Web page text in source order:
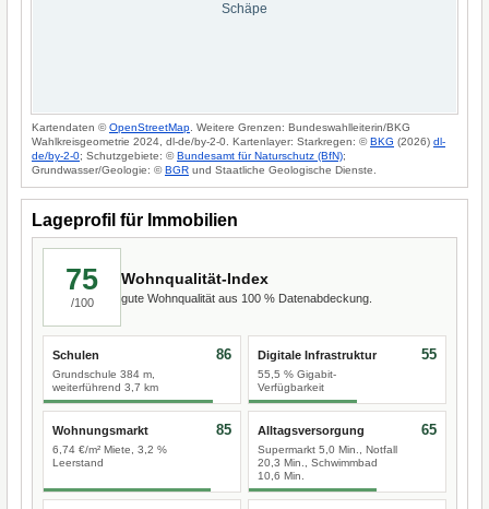
Schäpe
Kartendaten ©OpenStreetMap . Weitere Grenzen: Bundeswahlleiterin/BKG
Wahlkreisgeometrie 2024, dl-de/by-2-0. Kartenlayer: Starkregen: ©BKG (2026) dl-
de/by-2-0; Schutzgebiete: ©Bundesamt für Naturschutz (BfN);
Grundwasser/Geologie: ©BGR und Staatliche Geologische Dienste.
Lageprofil für Immobilien
75
/100
Wohnqualität-Index
gute Wohnqualität aus 100 % Datenabdeckung.
Schulen
Grundschule 384 m,
weiterführend 3,7 km
86 Digitale Infrastruktur
55,5 % Gigabit-
Verfügbarkeit
55
Wohnungsmarkt
6,74 €/m² Miete, 3,2 %
Leerstand
85 Alltagsversorgung
Supermarkt 5,0 Min., Notfall
20,3 Min., Schwimmbad
10,6 Min.
65